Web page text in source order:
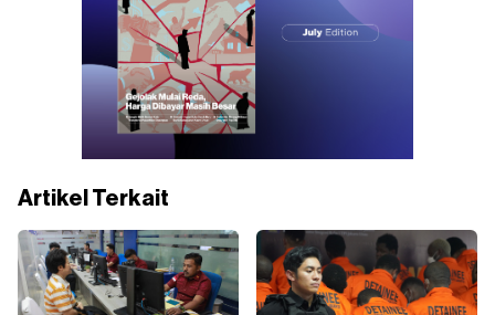
Artikel Terkait